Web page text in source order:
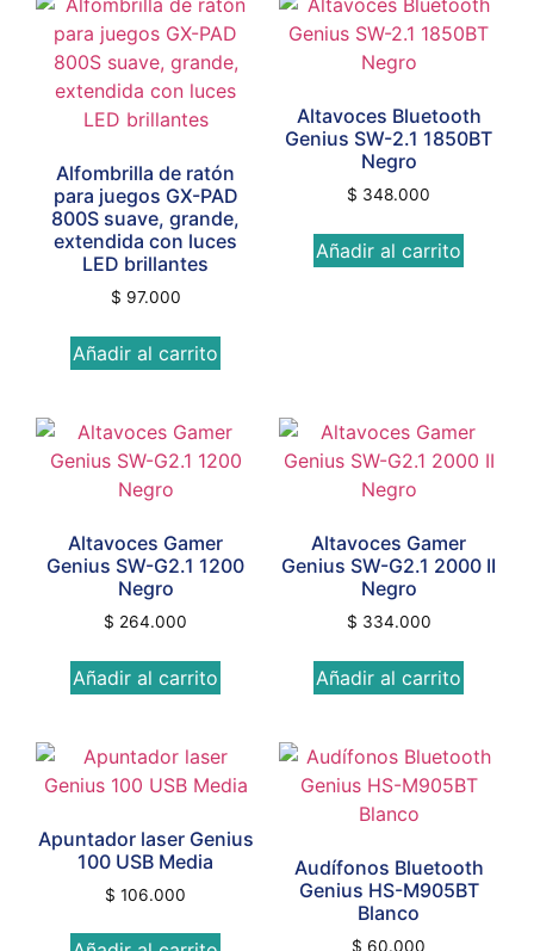
Alfombrilla de ratón
para juegos GX-PAD
800S suave, grande,
extendida con luces
LED brillantes
$ 97.000
Añadir al carrito
Altavoces Bluetooth
Genius SW-2.1 1850BT
Negro
$ 348.000
Añadir al carrito
Altavoces Gamer
Genius SW-G2.1 1200
Negro
$ 264.000
Añadir al carrito
Altavoces Gamer
Genius SW-G2.1 2000 II
Negro
$ 334.000
Añadir al carrito
Apuntador laser Genius
100 USB Media
$ 106.000
Audífonos Bluetooth
Genius HS-M905BT
Blanco
$ 60.000